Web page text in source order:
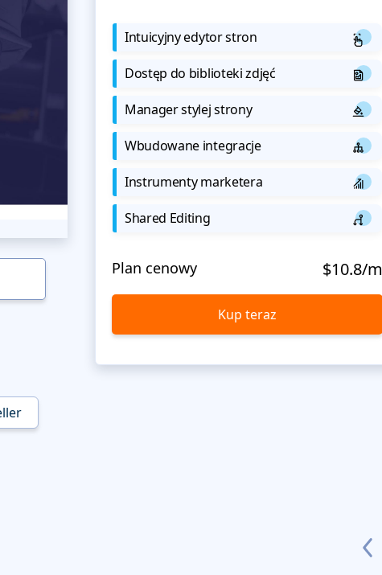
Intuicyjny edytor stron
Dostęp do biblioteki zdjęć
Manager stylej strony
Wbudowane integracje
Instrumenty marketera
Shared Editing
Plan cenowy $10.8/m
Kup teraz